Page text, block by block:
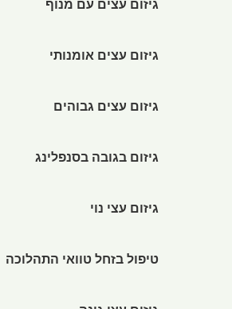
גיזום עצים עם מנוף
גיזום עצים אומנותי
גיזום עצים גבוהים
גיזום בגובה בסנפלינג
גיזום עצי נוי
טיפול בזחל טוואי התהלוכה